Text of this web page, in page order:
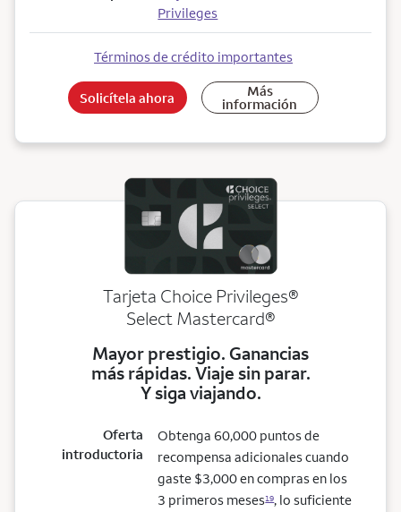
Privileges
Términos de crédito importantes
Solicítela ahora Más
información
Tarjeta Choice Privileges®
Select Mastercard®
Mayor prestigio. Ganancias
más rápidas. Viaje sin parar.
Y siga viajando.
Oferta
introductoria
Obtenga 60,000 puntos de
recompensa adicionales cuando
gaste $3,000 en compras en los
3 primeros meses19, lo suficiente